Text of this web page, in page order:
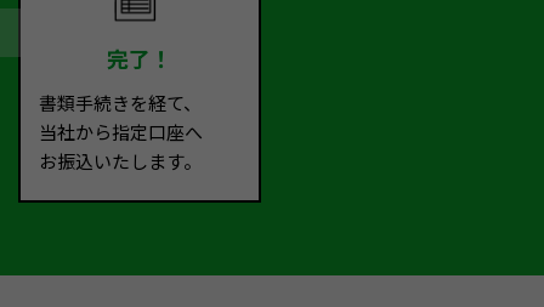
完了！
書類手続きを経て、
当社から指定口座へ
お振込いたします。